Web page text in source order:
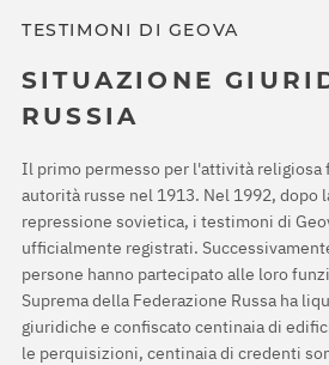
TESTIMONI DI GEOVA
SITUAZIONE
RUSSIA
Il primo permesso per l'attività religiosa
autorità russe nel 1913. Nel 1992, dopo
repressione sovietica, i testimoni di
ufficialmente registrati.
persone hanno partecipato alle loro
Suprema della Federazione Russa ha
giuridiche e confiscato centinaia di
le perquisizioni, centinaia di credenti